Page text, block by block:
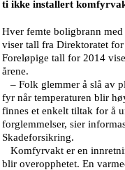
ti ikke installert
Hver femte boligbrann
viser tall fra Direktoratet
Foreløpige tall for 2014
årene.
– Folk glemmer å slå av
fyr når temperaturen blir
finnes et enkelt tiltak for å
forglemmelser, sier
Skadeforsikring.
Komfyrvakt er en
blir overopphetet. En